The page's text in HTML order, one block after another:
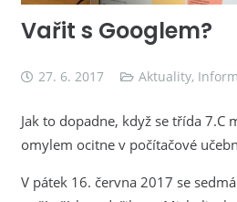
Vařit s Googlem?
27. 6. 2017 Aktuality,
Jak to dopadne, když se třída 7.C
omylem ocitne v počítačové
V pátek 16. června 2017 se